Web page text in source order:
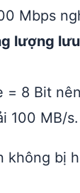
Mbps
lượng
= 8 Bit
100 MB/s.
không bị